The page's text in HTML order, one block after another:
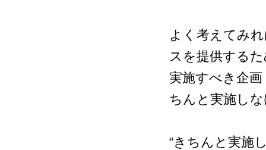
よく考えてみ
スを提供する
実施すべき企
ちんと実施し
“きちんと実施